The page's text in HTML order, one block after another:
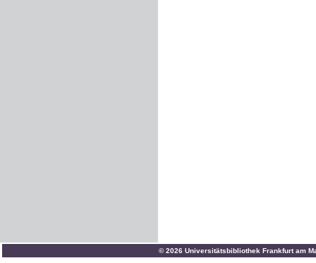
© 2026 Universitätsbibliothek Frankfurt am